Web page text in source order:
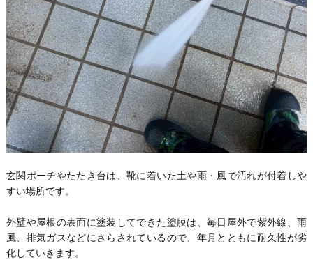
玄関ポーチやたたき台は、靴に着いた土や雨・風で汚れが付着しや
すい場所です。
外壁や屋根の表面に塗装してできた塗膜は、毎日屋外で紫外線、雨
風、排気ガスなどにさらされているので、年月とともに耐久性が劣
化していきます。